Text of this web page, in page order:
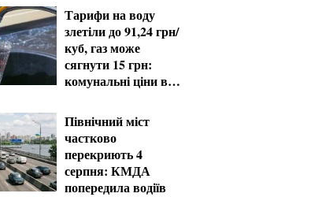
Тарифи на воду
злетіли до 91,24 грн/
куб, газ може
сягнути 15 грн:
комунальні ціни в
Північний міст
частково
перекриють 4
серпня: КМДА
попередила водіїв